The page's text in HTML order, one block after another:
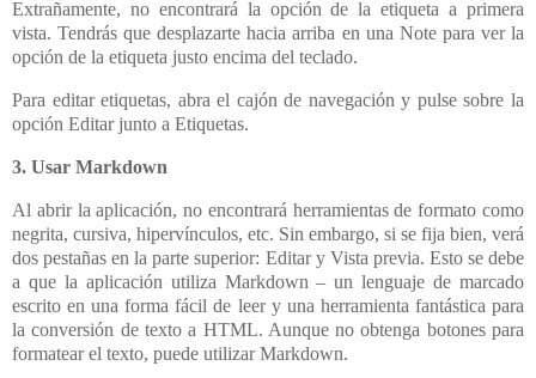
Extrañamente, no encontrará la opción de la etiqueta a primera
vista. Tendrás que desplazarte hacia arriba en una Note para ver la
opción de la etiqueta justo encima del teclado.
Para editar etiquetas, abra el cajón de navegación y pulse sobre la
opción Editar junto a Etiquetas.
3. Usar Markdown
Al abrir la aplicación, no encontrará herramientas de formato como
negrita, cursiva, hipervínculos, etc. Sin embargo, si se fija bien, verá
dos pestañas en la parte superior: Editar y Vista previa. Esto se debe
a que la aplicación utiliza Markdown – un lenguaje de marcado
escrito en una forma fácil de leer y una herramienta fantástica para
la conversión de texto a HTML. Aunque no obtenga botones para
formatear el texto, puede utilizar Markdown.